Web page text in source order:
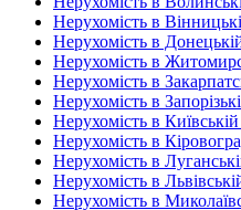
Нерухомість в
Нерухомість в
Нерухомість в
Нерухомість в
Нерухомість в
Нерухомість в Київській
Нерухомість в
Нерухомість в
Нерухомість в
Нерухомість в